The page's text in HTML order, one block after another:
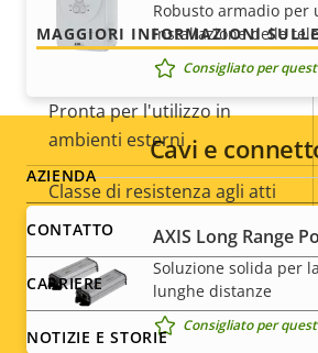
scheda di memoria)
Temperatura di esercizio
Pronta per l'utilizzo in
ambienti esterni
Classe di resistenza agli atti
vandalici
Classificazione IP
Robusto armadio per
installazione delle
Consigliato per
Cavi e
AXIS Long Range
Soluzione solida per
lunghe distanze
Consigliato per
MAGGIORI INFORMAZIONI
Footer
menu
AZIENDA
CONTATTO
CARRIERE
NOTIZIE E STORIE